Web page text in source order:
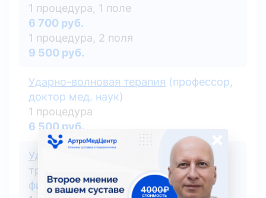
1 процедура, 1 поле
6 700 руб.
1 процедура, 2 поля
9 500 руб.
Ударно-волновая терапия (профессор,
доктор мед. наук)
1 процедура
6 500 руб.
Ударно-волновая терапия
(врач
травматолог-ортопед, врач
физиотерапевт)